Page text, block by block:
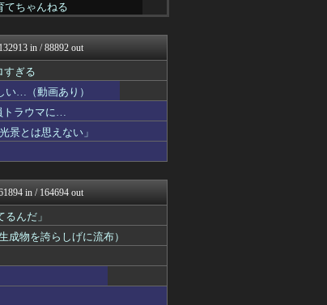
てちゃんねる
ゅそく 2chまとめニ...
ちゃんねる
速 -声優まとめ速報-
・ミリタリー速報☆彡
ッカー まとめ】サカラ...
ダタ速報
くちゃんねる
速(〃'∇'〃)？
ファルファモザイク＠ネ...
ーライト速報 -遊戯王...
速-VIP
トボール速報
場ハザード -復讐・D...
第一！ニュース録
界転生まとめ速報
ルデンタイムズ
132913 in / 88892 out
すぎる
い…（動画あり）
トラウマに…
景とは思えない」
in / 164694 out
んだ」
成物を誇らしげに流布）